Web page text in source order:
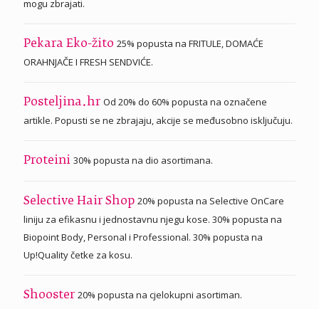
mogu zbrajati.
Pekara Eko-žito 25% popusta na FRITULE, DOMAĆE
ORAHNJAČE I FRESH SENDVIĆE.
Posteljina.hr Od 20% do 60% popusta na označene
artikle. Popusti se ne zbrajaju, akcije se međusobno isključuju.
Proteini 30% popusta na dio asortimana.
Selective Hair Shop 20% popusta na Selective OnCare
liniju za efikasnu i jednostavnu njegu kose. 30% popusta na
Biopoint Body, Personal i Professional. 30% popusta na
Up!Quality četke za kosu.
Shooster 20% popusta na cjelokupni asortiman.